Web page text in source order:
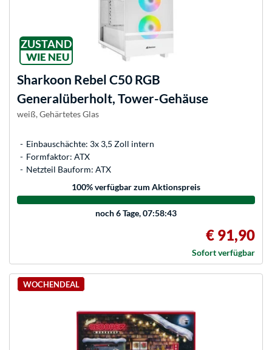
ZUSTAND
WIE NEU
Sharkoon Rebel C50 RGB
Generalüberholt, Tower-Gehäuse
weiß, Gehärtetes Glas
Einbauschächte: 3x 3,5 Zoll intern
Formfaktor: ATX
Netzteil Bauform: ATX
100% verfügbar zum Aktionspreis
noch6 Tage, 07:58:43
€ 91,90
Sofort verfügbar
WOCHENDEAL